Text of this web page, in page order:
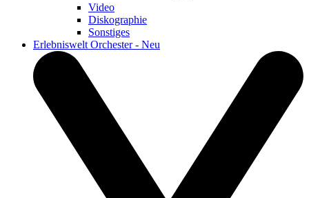
Video
Diskographie
Sonstiges
Erlebniswelt Orchester - Neu